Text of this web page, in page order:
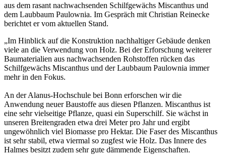
aus dem rasant nachwachsenden Schilfgewächs Miscanthus und
dem Laubbaum Paulownia. Im Gespräch mit Christian Reinecke
berichtet er vom aktuellen Stand.
„Im Hinblick auf die Konstruktion nachhaltiger Gebäude denken
viele an die Verwendung von Holz. Bei der Erforschung weiterer
Baumaterialien aus nachwachsenden Rohstoffen rücken das
Schilfgewächs Miscanthus und der Laubbaum Paulownia immer
mehr in den Fokus.
An der Alanus-Hochschule bei Bonn erforschen wir die
Anwendung neuer Baustoffe aus diesen Pflanzen. Miscanthus ist
eine sehr vielseitige Pflanze, quasi ein Superschilf. Sie wächst in
unseren Breitengraden etwa drei Meter pro Jahr und ergibt
ungewöhnlich viel Biomasse pro Hektar. Die Faser des Miscanthus
ist sehr stabil, etwa viermal so zugfest wie Holz. Das Innere des
Halmes besitzt zudem sehr gute dämmende Eigenschaften.